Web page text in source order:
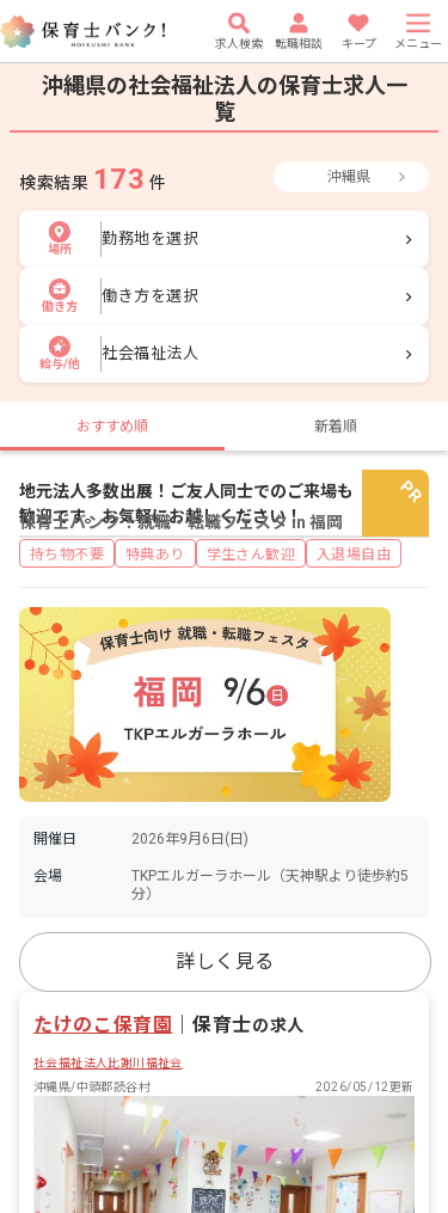
求人検索 転職相談 キープ メニュー
沖縄県の社会福祉法人の保育士求人一
覧
検索結果 173 件 沖縄県
場所
勤務地を選択
働き方
働き方を選択
給与/他
社会福祉法人
おすすめ順 新着順
保育士バンク！就職・転職フェスタ in 福岡
地元法人多数出展！ご友人同士でのご来場も
歓迎です。お気軽にお越しください！
持ち物不要 特典あり 学生さん歓迎 入退場自由
開催日 2026年9月6日(日)
会場
TKPエルガーラホール（天神駅より徒歩約5
分）
詳しく見る
たけのこ保育園 ｜保育士の求人
社会福祉法人比謝川福祉会
沖縄県/中頭郡読谷村
2026/05/12更新